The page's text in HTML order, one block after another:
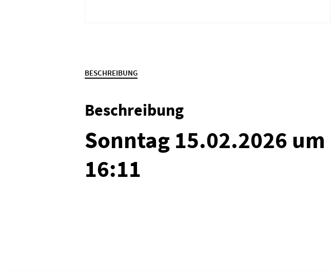
BESCHREIBUNG
Beschreibung
Sonntag 15.02.2026 um
16:11